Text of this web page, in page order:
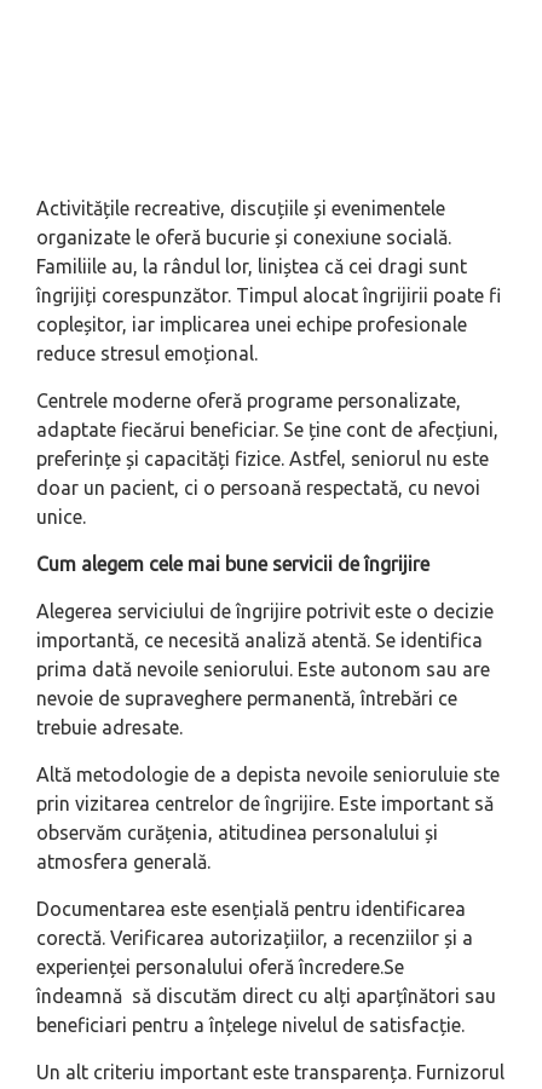
Activitățile recreative, discuțiile și evenimentele
organizate le oferă bucurie și conexiune socială.
Familiile au, la rândul lor, liniștea că cei dragi sunt
îngrijiți corespunzător. Timpul alocat îngrijirii poate fi
copleșitor, iar implicarea unei echipe profesionale
reduce stresul emoțional.
Centrele moderne oferă programe personalizate,
adaptate fiecărui beneficiar. Se ține cont de afecțiuni,
preferințe și capacități fizice. Astfel, seniorul nu este
doar un pacient, ci o persoană respectată, cu nevoi
unice.
Cum alegem cele mai bune servicii de îngrijire
Alegerea serviciului de îngrijire potrivit este o decizie
importantă, ce necesită analiză atentă. Se identifica
prima dată nevoile seniorului. Este autonom sau are
nevoie de supraveghere permanentă, întrebări ce
trebuie adresate.
Altă metodologie de a depista nevoile senioruluie ste
prin vizitarea centrelor de îngrijire. Este important să
observăm curățenia, atitudinea personalului și
atmosfera generală.
Documentarea este esențială pentru identificarea
corectă. Verificarea autorizațiilor, a recenziilor și a
experienței personalului oferă încredere.Se
îndeamnă să discutăm direct cu alți aparțînători sau
beneficiari pentru a înțelege nivelul de satisfacție.
Un alt criteriu important este transparența. Furnizorul